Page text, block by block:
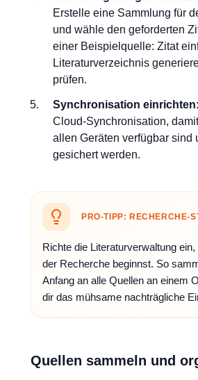
Erstelle eine Sammlung für
und wähle den geforderten
einer Beispielquelle: Zitat
Literaturverzeichnis
prüfen.
Synchronisation einrichten:
Cloud-Synchronisation,
allen Geräten verfügbar sind
gesichert werden.
PRO-TIPP: RECHERCHE-
Richte die Literaturverwaltung ein,
der Recherche beginnst. So
Anfang an alle Quellen an einem
dir das mühsame nachträgliche
Quellen sammeln und